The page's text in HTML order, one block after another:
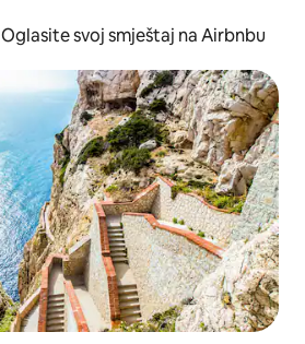
Oglasite svoj smještaj na Airbnbu